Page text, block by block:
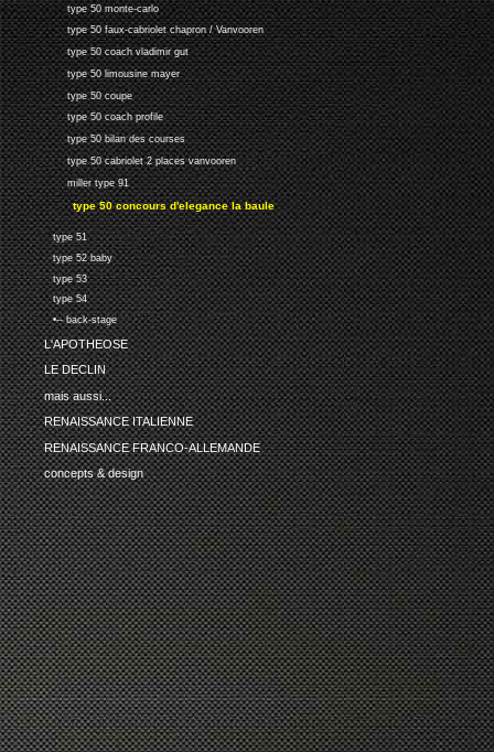
type 50 monte-carlo
type 50 faux-cabriolet chapron / Vanvooren
type 50 coach vladimir gut
type 50 limousine mayer
type 50 coupe
type 50 coach profile
type 50 bilan des courses
type 50 cabriolet 2 places vanvooren
miller type 91
type 50 concours d'elegance la baule
type 51
type 52 baby
type 53
type 54
•-- back-stage
L'APOTHEOSE
LE DECLIN
mais aussi...
RENAISSANCE ITALIENNE
RENAISSANCE FRANCO-ALLEMANDE
concepts & design